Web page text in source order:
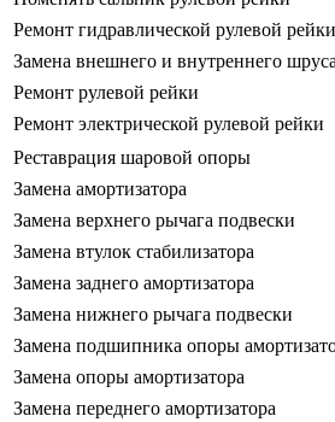
Ремонт гидравлической рулевой рейки
Замена внешнего и внутреннего шруса
Ремонт рулевой рейки
Ремонт электрической рулевой рейки
Реставрация шаровой опоры
Замена амортизатора
Замена верхнего рычага подвески
Замена втулок стабилизатора
Замена заднего амортизатора
Замена нижнего рычага подвески
Замена подшипника опоры
Замена опоры амортизатора
Замена переднего амортизатора